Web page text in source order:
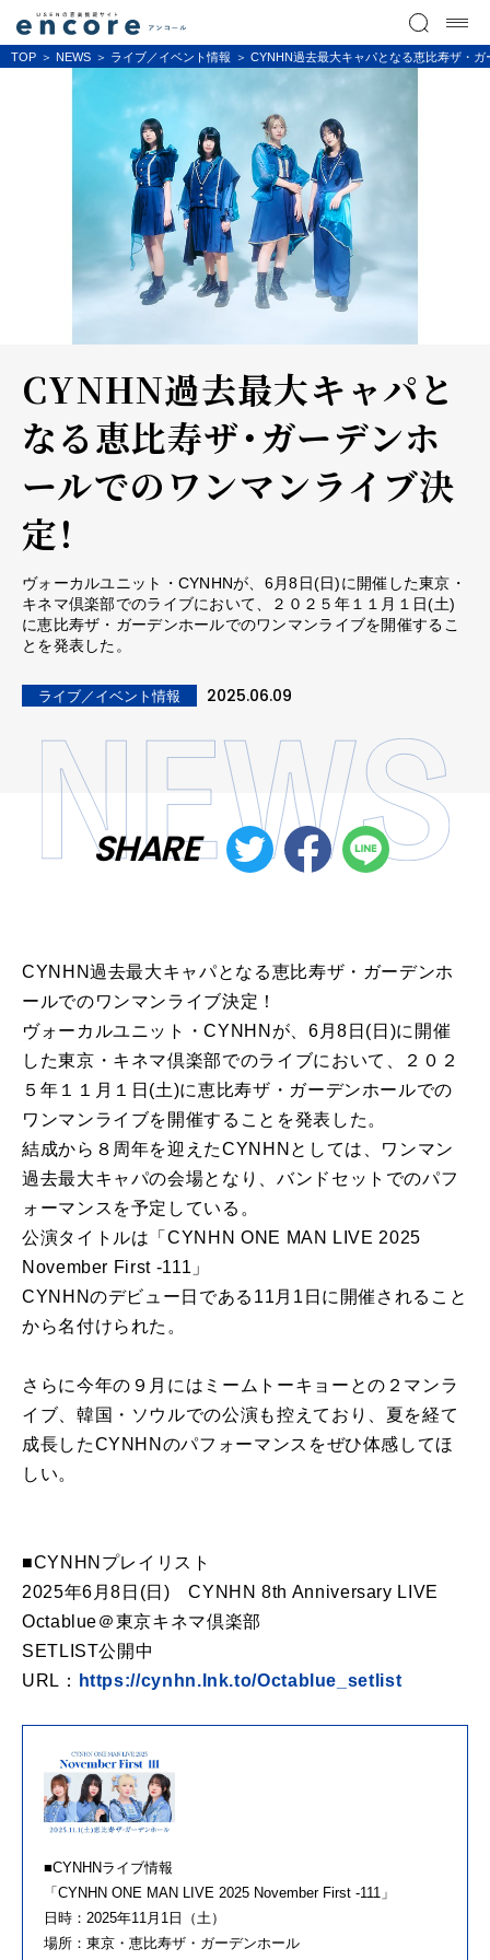
TOP NEWS ライブ／イベント情報 CYNHN過去最大キャパとなる恵比寿ザ・
CYNHN過去最大キャパと
なる恵比寿ザ・ガーデンホ
ールでのワンマンライブ決
定！
ヴォーカルユニット・CYNHNが、6月8日(日)に開催した東京・
キネマ倶楽部でのライブにおいて、２０２５年１１月１日(土)
に恵比寿ザ・ガーデンホールでのワンマンライブを開催するこ
とを発表した。
ライブ／イベント情報 2025.06.09
SHARE
CYNHN過去最大キャパとなる恵比寿ザ・ガーデンホ
ールでのワンマンライブ決定！
ヴォーカルユニット・CYNHNが、6月8日(日)に開催
した東京・キネマ倶楽部でのライブにおいて、２０２
５年１１月１日(土)に恵比寿ザ・ガーデンホールでの
ワンマンライブを開催することを発表した。
結成から８周年を迎えたCYNHNとしては、ワンマン
過去最大キャパの会場となり、バンドセットでのパフ
ォーマンスを予定している。
公演タイトルは「CYNHN ONE MAN LIVE 2025
November First -111」
CYNHNのデビュー日である11月1日に開催されること
から名付けられた。
さらに今年の９月にはミームトーキョーとの２マンラ
イブ、韓国・ソウルでの公演も控えており、夏を経て
成長したCYNHNのパフォーマンスをぜひ体感してほ
しい。
■CYNHNプレイリスト
2025年6月8日(日) CYNHN 8th Anniversary LIVE
Octablue＠東京キネマ倶楽部
SETLIST公開中
URL：
https://cynhn.lnk.to/Octablue_setlist
■CYNHNライブ情報
「CYNHN ONE MAN LIVE 2025 November First -111」
日時：2025年11月1日（土）
場所：東京・恵比寿ザ・ガーデンホール